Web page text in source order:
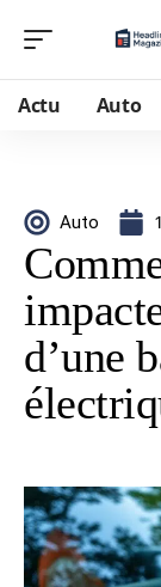
Actu Auto
Auto
d’une